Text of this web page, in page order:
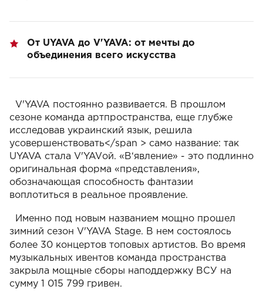
От UYAVA до V'YAVA: от мечты до
объединения всего искусства
V'YAVA постоянно развивается. В прошлом
сезоне команда артпространства, еще глубже
исследовав украинский язык, решила
усовершенствовать</span > само название: так
UYAVA стала V'YAVой. «В‘явление» - это подлинно
оригинальная форма «представления»,
обозначающая способность фантазии
воплотиться в реальное проявление.
Именно под новым названием мощно прошел
зимний сезон V'YAVA Stage. В нем состоялось
более 30 концертов топовых артистов. Во время
музыкальных ивентов команда пространства
закрыла мощные сборы наподдержку ВСУ на
сумму 1 015 799 гривен.